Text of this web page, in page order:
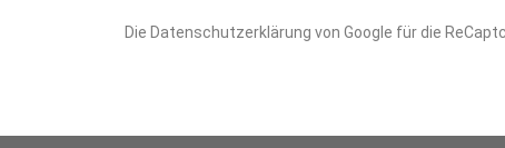
Die Datenschutzerklärung von Google für die